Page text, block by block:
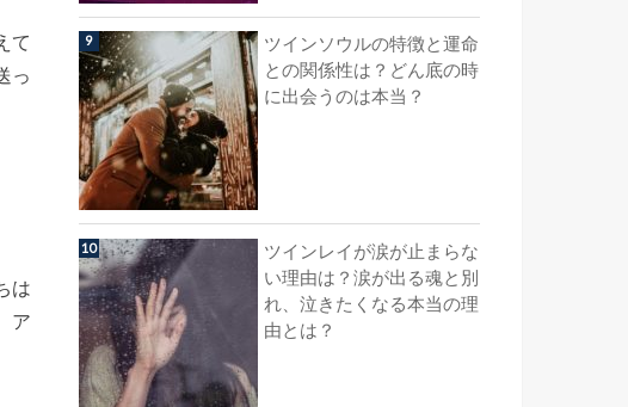
て
っ
は
ア
ツインソウルの特徴と運命
との関係性は？どん底の時
に出会うのは本当？
ツインレイが涙が止まらな
い理由は？涙が出る魂と別
れ、泣きたくなる本当の理
由とは？